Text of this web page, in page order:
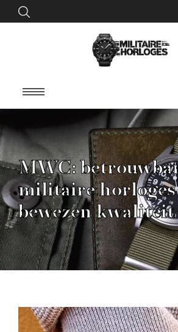
MWC:
militaire
bewezen kwaliteit